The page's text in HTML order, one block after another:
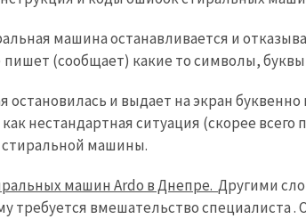
машина останавливается и
(сообщает) какие то символы,
остановилась и выдает на экран
нестандартная ситуация (скорее
машины.
машин Ardo в Днепре. Другими
требуется вмешательство специалиста .